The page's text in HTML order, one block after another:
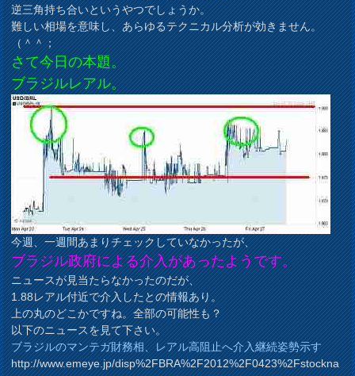
逆三角持ち合いというやつでしょうか。
難しい相場を意味し、あらゆるテクニカル分析が効きません。
（＾＾；
さて今日の本題。
ブラジルレアル。
今週、一週間あまりチェックしていなかったが、
ブラジル政府による介入があったようです。
ニュースが見当たらなかったのだが、
1.88レアル付近で介入したとの情報あり。
上の丸のどこかですね。全部の可能性も？
以下のニュースを見て下さい。
ブラジルのマンテガ財務相、レアル高阻止へ介入継続姿勢示す
http://www.emeye.jp/disp%2FBRA%2F2012%2F0423%2Fstockna